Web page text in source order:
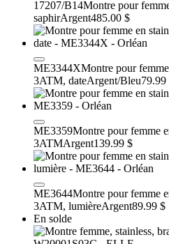
17207/B14Montre pour
saphirArgent485.00 $
ME3344XMontre pour
3ATM, dateArgent/Bleu79.99
ME3359Montre pour femme
3ATMArgent139.99 $
ME3644Montre pour femme
3ATM, lumièreArgent89.99 $
En solde